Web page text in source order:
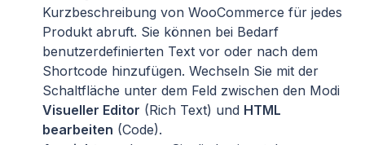
Kurzbeschreibung von WooCommerce für jedes
Produkt abruft. Sie können bei Bedarf
benutzerdefinierten Text vor oder nach dem
Shortcode hinzufügen. Wechseln Sie mit der
Schaltfläche unter dem Feld zwischen den Modi
Visueller Editor (Rich Text) und HTML
bearbeiten (Code).